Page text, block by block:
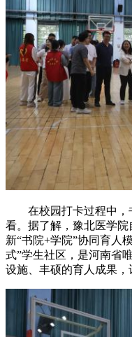
在校园打卡过程中
看。据了解，豫北医学院
新“书院+学院”协同育人
式”学生社区，是河南省
设施、丰硕的育人成果，